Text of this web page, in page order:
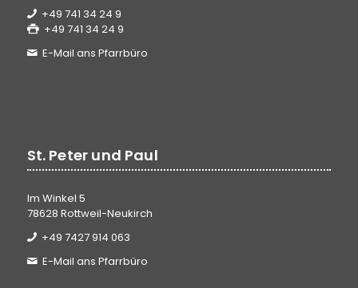
+49 741 34 24 9
+49 741 34 24 9
E-Mail ans Pfarrbüro
St. Peter und Paul
Im Winkel 5
78628 Rottweil-Neukirch
+49 7427 914 063
E-Mail ans Pfarrbüro